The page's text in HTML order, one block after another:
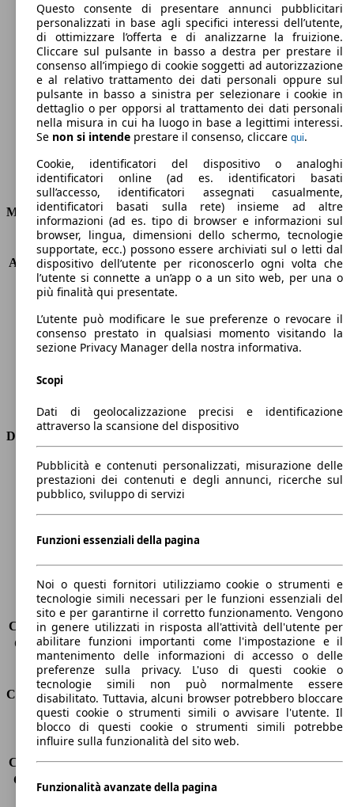
129 g/km
Emissioni di CO2 (combinato)*
Consumi
Motore e Prestazioni
KW (PS)
81 kW (110 PS)
Accelerazione (0-100 km/h)
10.5s
Velocità massima (km/h)
187 km/h
Numero di marce
6
Coppia
230 nm
Cilindrata
1199 ccm
Carburante
Benzina
Trasmissione
Dimensioni
Lunghezza
4160 mm
Altezza
1560 mm
Larghezza
Peso massimo
1680 kg
Sedili
5
Carico sul tetto
-
Capacità di traino (senza freni) -
Capacità di traino (con freni)
1250 kg
Volume del bagagliaio
350 - 1200 l
Consumi
Emissioni di CO2*
129 g/km (komb.)
Consumo (urbano)
6.6 l/100km
Consumo (extra-urbano) 5.0 l/100km
Consumo (combinato)*
5.6 l/100km
Questo consente di presentare annunci pubblicitari
personalizzati in base agli specifici interessi dell’utente,
di ottimizzare l’offerta e di analizzarne la fruizione.
Cliccare sul pulsante in basso a destra per prestare il
consenso all’impiego di cookie soggetti ad autorizzazione
e al relativo trattamento dei dati personali oppure sul
pulsante in basso a sinistra per selezionare i cookie in
dettaglio o per opporsi al trattamento dei dati personali
nella misura in cui ha luogo in base a legittimi interessi.
Se non si intende prestare il consenso, cliccare qui.
Cookie, identificatori del dispositivo o analoghi
identificatori online (ad es. identificatori basati
sull’accesso, identificatori assegnati casualmente,
identificatori basati sulla rete) insieme ad altre
informazioni (ad es. tipo di browser e informazioni sul
browser, lingua, dimensioni dello schermo, tecnologie
supportate, ecc.) possono essere archiviati sul o letti dal
dispositivo dell’utente per riconoscerlo ogni volta che
l’utente si connette a un’app o a un sito web, per una o
più finalità qui presentate.
L’utente può modificare le sue preferenze o revocare il
consenso prestato in qualsiasi momento visitando la
sezione Privacy Manager della nostra informativa.
Scopi
Dati di geolocalizzazione precisi e identificazione
attraverso la scansione del dispositivo
Pubblicità e contenuti personalizzati, misurazione delle
prestazioni dei contenuti e degli annunci, ricerche sul
pubblico, sviluppo di servizi
Funzioni essenziali della pagina
Noi o questi fornitori utilizziamo cookie o strumenti e
tecnologie simili necessari per le funzioni essenziali del
sito e per garantirne il corretto funzionamento. Vengono
in genere utilizzati in risposta all'attività dell'utente per
abilitare funzioni importanti come l'impostazione e il
mantenimento delle informazioni di accesso o delle
preferenze sulla privacy. L'uso di questi cookie o
tecnologie simili non può normalmente essere
disabilitato. Tuttavia, alcuni browser potrebbero bloccare
questi cookie o strumenti simili o avvisare l'utente. Il
blocco di questi cookie o strumenti simili potrebbe
influire sulla funzionalità del sito web.
Funzionalità avanzate della pagina